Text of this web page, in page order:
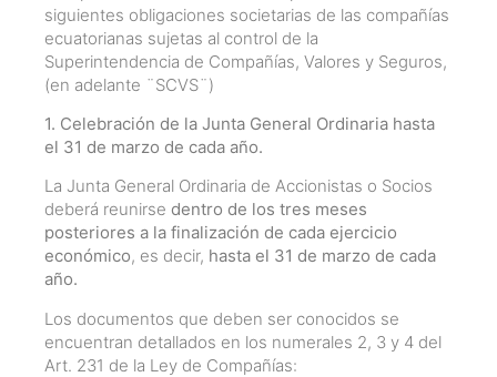
siguientes obligaciones societarias de las compañías
ecuatorianas sujetas al control de la
Superintendencia de Compañías, Valores y Seguros,
(en adelante ¨SCVS¨)
1. Celebración de la Junta General Ordinaria hasta
el 31 de marzo de cada año.
La Junta General Ordinaria de Accionistas o Socios
deberá reunirse dentro de los tres meses
posteriores a la finalización de cada ejercicio
económico, es decir, hasta el 31 de marzo de cada
año.
Los documentos que deben ser conocidos se
encuentran detallados en los numerales 2, 3 y 4 del
Art. 231 de la Ley de Compañías: